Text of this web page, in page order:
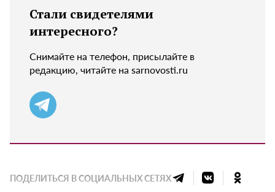
Стали свидетелями
интересного?
Снимайте на телефон, присылайте в
редакцию, читайте на sarnovosti.ru
ПОДЕЛИТЬСЯ В СОЦИАЛЬНЫХ СЕТЯХ